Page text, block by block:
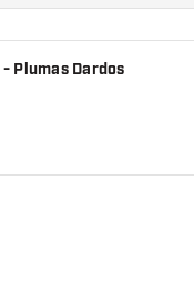
Plumas Dardos